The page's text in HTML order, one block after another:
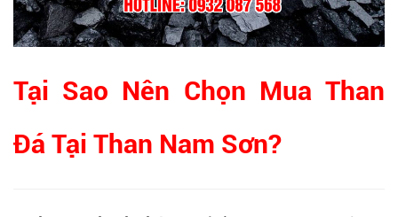
Tại Sao Nên Chọn Mua Than
Đá Tại Than Nam Sơn?